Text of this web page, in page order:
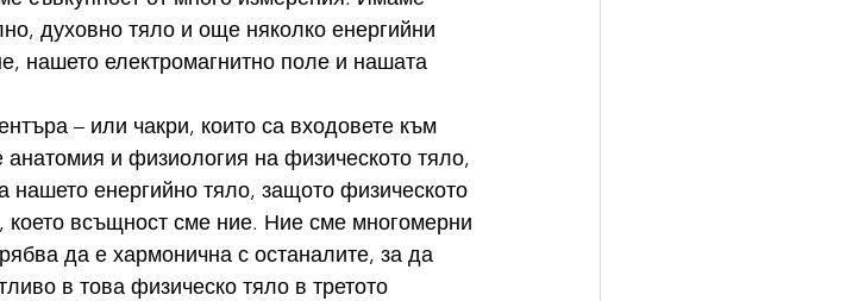
духовно тяло и още няколко енергийни
нашето електромагнитно поле и нашата
– или чакри, които са входовете към
анатомия и физиология на физическото тяло,
нашето енергийно тяло, защото физическото
което всъщност сме ние. Ние сме многомерни
да е хармонична с останалите, за да
в това физическо тяло в третото